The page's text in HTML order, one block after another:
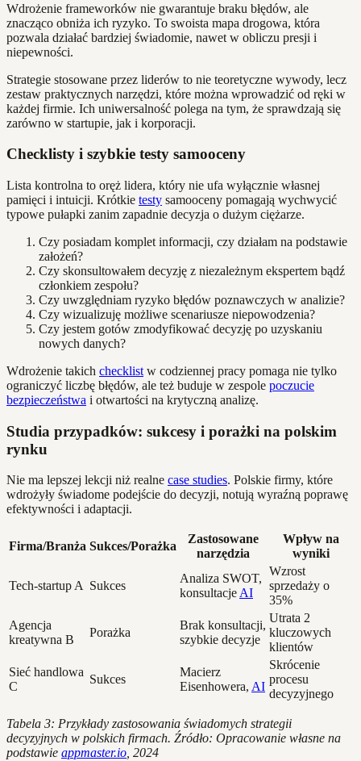
Wdrożenie frameworków nie gwarantuje braku błędów, ale
znacząco obniża ich ryzyko. To swoista mapa drogowa, która
pozwala działać bardziej świadomie, nawet w obliczu presji i
niepewności.
Strategie stosowane przez liderów to nie teoretyczne wywody, lecz
zestaw praktycznych narzędzi, które można wprowadzić od ręki w
każdej firmie. Ich uniwersalność polega na tym, że sprawdzają się
zarówno w startupie, jak i korporacji.
Checklisty i szybkie testy samooceny
Lista kontrolna to oręż lidera, który nie ufa wyłącznie własnej
pamięci i intuicji. Krótkie testy samooceny pomagają wychwycić
typowe pułapki zanim zapadnie decyzja o dużym ciężarze.
Czy posiadam komplet informacji, czy działam na podstawie
założeń?
Czy skonsultowałem decyzję z niezależnym ekspertem bądź
członkiem zespołu?
Czy uwzględniam ryzyko błędów poznawczych w analizie?
Czy wizualizuję możliwe scenariusze niepowodzenia?
Czy jestem gotów zmodyfikować decyzję po uzyskaniu
nowych danych?
Wdrożenie takich checklist w codziennej pracy pomaga nie tylko
ograniczyć liczbę błędów, ale też buduje w zespole poczucie
bezpieczeństwa i otwartości na krytyczną analizę.
Studia przypadków: sukcesy i porażki na polskim
rynku
Nie ma lepszej lekcji niż realne case studies. Polskie firmy, które
wdrożyły świadome podejście do decyzji, notują wyraźną poprawę
efektywności i adaptacji.
Firma/Branża Sukces/Porażka
Zastosowane
narzędzia
Wpływ na
wyniki
Tech-startup A Sukces
Analiza SWOT,
konsultacjeAI
Wzrost
sprzedaży o
35%
Agencja
kreatywna B
Porażka
Brak konsultacji,
szybkie decyzje
Utrata 2
kluczowych
klientów
Sieć handlowa
C
Sukces
Macierz
Eisenhowera, AI
Skrócenie
procesu
decyzyjnego
Tabela 3: Przykłady zastosowania świadomych strategii
decyzyjnych w polskich firmach. Źródło: Opracowanie własne na
podstawie appmaster.io, 2024